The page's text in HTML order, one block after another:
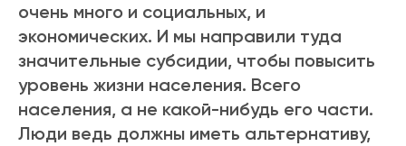
очень много и социальных, и
экономических. И мы направили туда
значительные субсидии, чтобы повысить
уровень жизни населения. Всего
населения, а не какой-нибудь его части.
Люди ведь должны иметь альтернативу,